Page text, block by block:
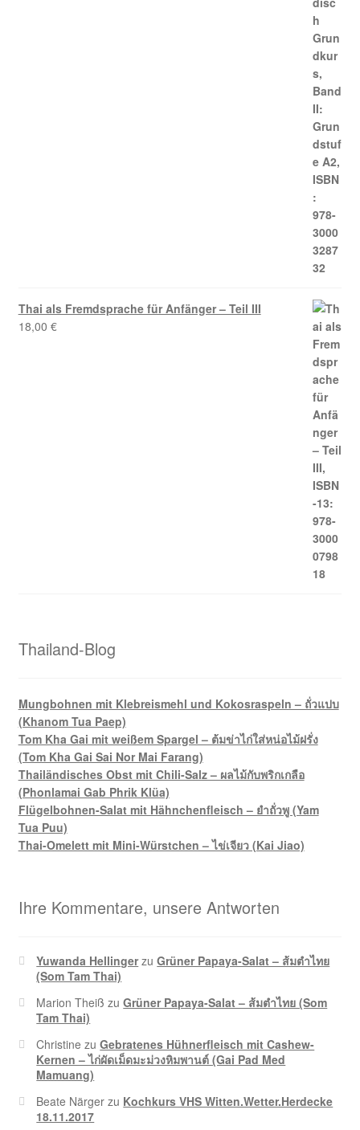
Thai als Fremdsprache für Anfänger – Teil III
18,00 €
Thailand-Blog
Mungbohnen mit Klebreismehl und Kokosraspeln – ถั่วแปบ
(Khanom Tua Paep)
Tom Kha Gai mit weißem Spargel – ต้มข่าไก่ใส่หน่อไม้ฝรั่ง
(Tom Kha Gai Sai Nor Mai Farang)
Thailändisches Obst mit Chili-Salz – ผลไม้กับพริกเกลือ
(Phonlamai Gab Phrik Klüa)
Flügelbohnen-Salat mit Hähnchenfleisch – ยำถั่วพู (Yam
Tua Puu)
Thai-Omelett mit Mini-Würstchen – ไข่เจียว (Kai Jiao)
Ihre Kommentare, unsere Antworten
Yuwanda HellingerzuGrüner Papaya-Salat – ส้มตำไทย
(Som Tam Thai)
Marion Theiß zuGrüner Papaya-Salat – ส้มตำไทย (Som
Tam Thai)
Christine zuGebratenes Hühnerfleisch mit Cashew-
Kernen – ไก่ผัดเม็ดมะม่วงหิมพานต์ (Gai Pad Med
Mamuang)
Beate Närger zu Kochkurs VHS Witten.Wetter.Herdecke
18.11.2017